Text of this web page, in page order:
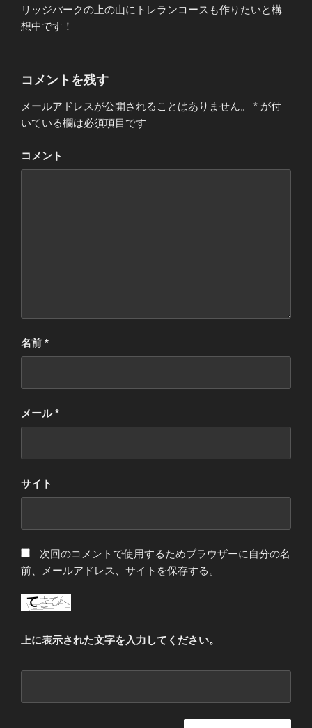
リッジパークの上の山にトレランコースも作りたいと構
想中です！
コメントを残す
メールアドレスが公開されることはありません。 * が付
いている欄は必須項目です
コメント
名前 *
メール*
サイト
次回のコメントで使用するためブラウザーに自分の名
前、メールアドレス、サイトを保存する。
上に表示された文字を入力してください。